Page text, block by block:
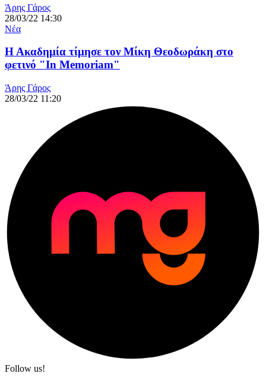
Άρης Γάρος
28/03/22 14:30
Νέα
Η Ακαδημία τίμησε τον Μίκη Θεοδωράκη στο
φετινό "In Memoriam"
Άρης Γάρος
28/03/22 11:20
Follow us!